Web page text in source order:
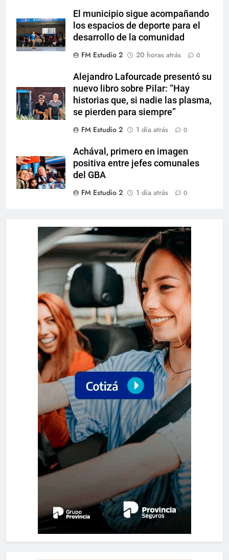
El municipio sigue acompañando
los espacios de deporte para el
desarrollo de la comunidad
FM Estudio 2
20 horas atrás 0
Alejandro Lafourcade presentó su
nuevo libro sobre Pilar: “Hay
historias que, si nadie las plasma,
se pierden para siempre”
FM Estudio 2
1 día atrás 0
Achával, primero en imagen
positiva entre jefes comunales
del GBA
FM Estudio 2
1 día atrás 0